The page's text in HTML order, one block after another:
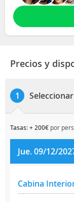
Precios y
1
tasas: + 200€ por
Jue. 09/12/
Cabina